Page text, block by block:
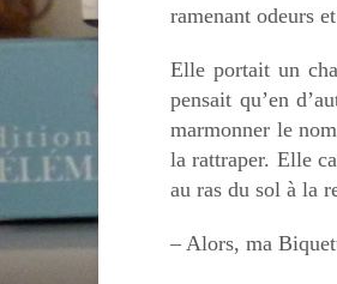
ramenant odeurs
Elle portait un
pensait qu’en
marmonner le
la rattraper. Elle
au ras du sol à la
– Alors, ma